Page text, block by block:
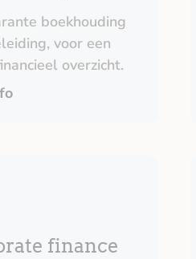
boekhouding
voor een
overzicht.
finance